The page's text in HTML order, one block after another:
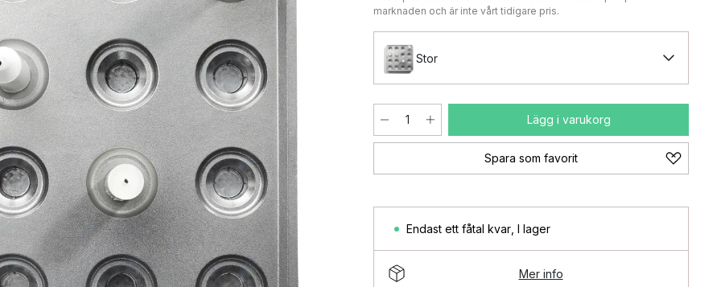
marknaden och är inte vårt tidigare pris.
Stor
Lägg i varukorg
Spara som favorit
Endast ett fåtal kvar I lager
Mer info